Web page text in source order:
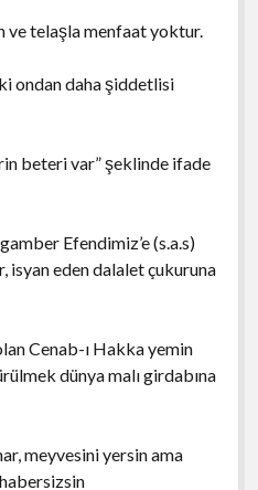
ve telaşla menfaat yoktur.
ondan daha şiddetlisi
beteri var” şeklinde ifade
Efendimiz’e (s.a.s)
isyan eden dalalet çukuruna
Cenab-ı Hakka yemin
dünya malı girdabına
meyvesini yersin ama